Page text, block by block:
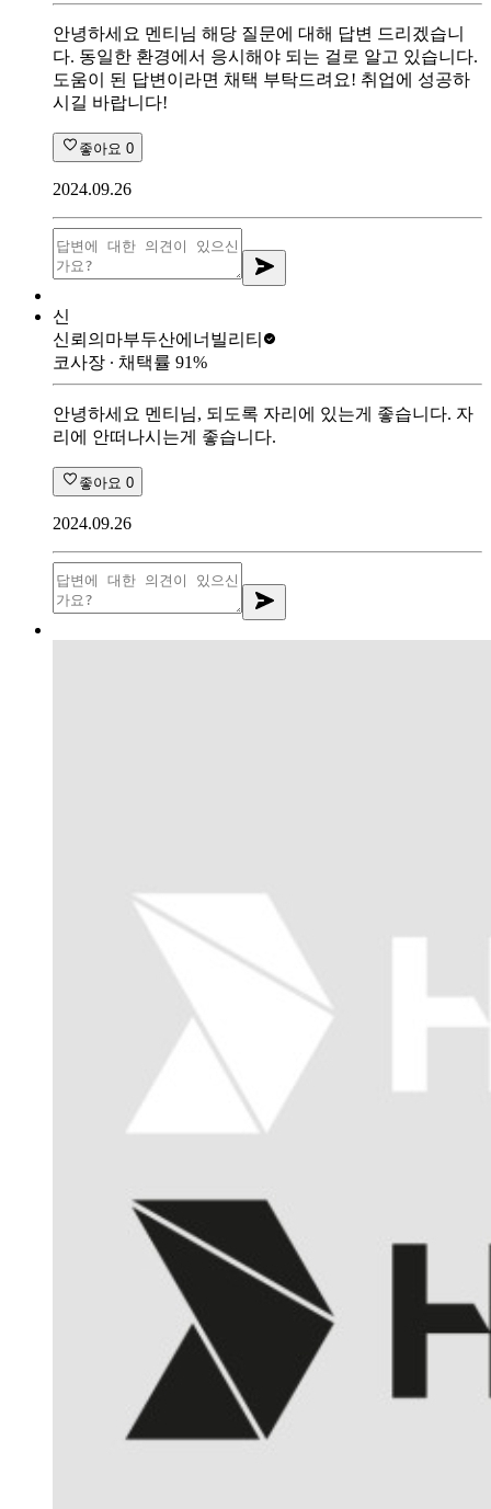
안녕하세요 멘티님 해당 질문에 대해 답변 드리겠습니
다. 동일한 환경에서 응시해야 되는 걸로 알고 있습니다.
도움이 된 답변이라면 채택 부탁드려요! 취업에 성공하
시길 바랍니다!
좋아요 0
2024.09.26
신
신뢰의마부두산에너빌리티
코사장 ∙ 채택률 91%
안녕하세요 멘티님, 되도록 자리에 있는게 좋습니다. 자
리에 안떠나시는게 좋습니다.
좋아요 0
2024.09.26